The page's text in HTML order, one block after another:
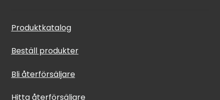
Produktkatalog
Beställ produkter
Bli återförsäljare
Hitta återförsäljare